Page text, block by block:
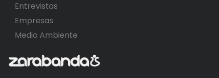
Entrevistas
Empresas
Medio Ambiente